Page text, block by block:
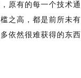
原有的每一个技术
之高，都是前所未
依然很难获得的东